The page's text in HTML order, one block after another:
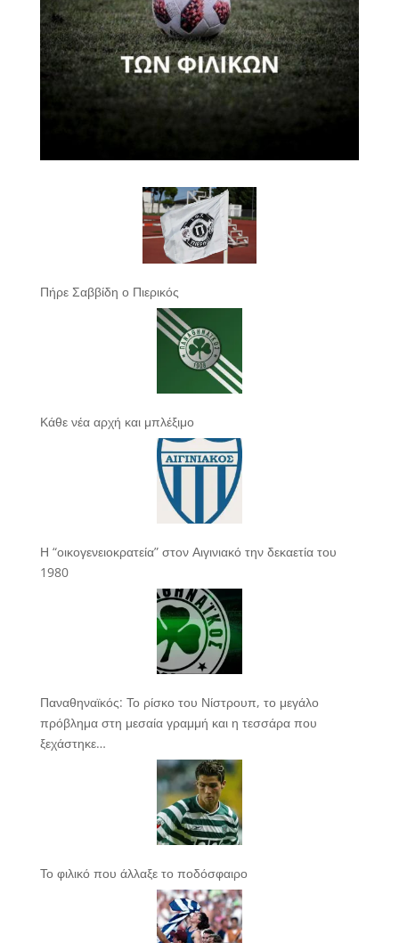
Πήρε Σαββίδη ο Πιερικός
Κάθε νέα αρχή και μπλέξιμο
Η “οικογενειοκρατεία” στον Αιγινιακό την δεκαετία του
1980
Παναθηναϊκός: Το ρίσκο του Νίστρουπ, το μεγάλο
πρόβλημα στη μεσαία γραμμή και η τεσσάρα που
ξεχάστηκε…
Το φιλικό που άλλαξε το ποδόσφαιρο